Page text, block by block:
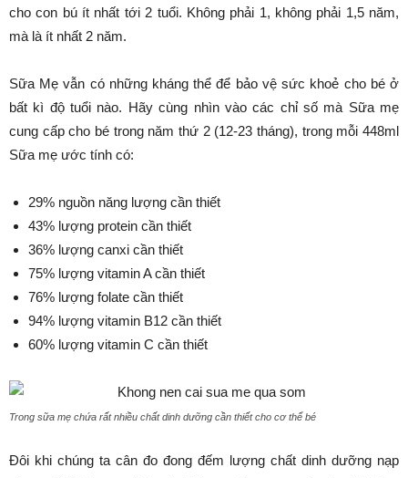
cho con bú ít nhất tới 2 tuổi. Không phải 1, không phải 1,5 năm,
mà là ít nhất 2 năm.
Sữa Mẹ vẫn có những kháng thể để bảo vệ sức khoẻ cho bé ở
bất kì độ tuổi nào. Hãy cùng nhìn vào các chỉ số mà Sữa mẹ
cung cấp cho bé trong năm thứ 2 (12-23 tháng), trong mỗi 448ml
Sữa mẹ ước tính có:
29% nguồn năng lượng cần thiết
43% lượng protein cần thiết
36% lượng canxi cần thiết
75% lượng vitamin A cần thiết
76% lượng folate cần thiết
94% lượng vitamin B12 cần thiết
60% lượng vitamin C cần thiết
Trong sữa mẹ chứa rất nhiều chất dinh dưỡng cần thiết cho cơ thể bé
Đôi khi chúng ta cân đo đong đếm lượng chất dinh dưỡng nạp